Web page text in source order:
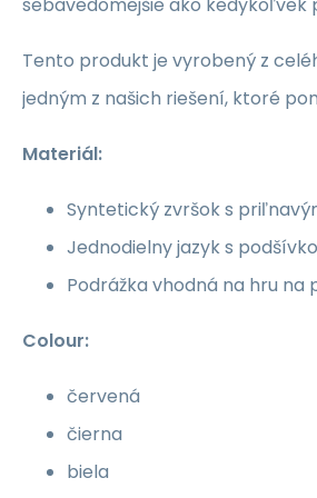
Tento produkt je vyrobený z
jedným z našich riešení, ktoré
Materiál:
Syntetický zvršok s
Jednodielny jazyk s
Podrážka vhodná na hru
Colour:
červená
čierna
biela